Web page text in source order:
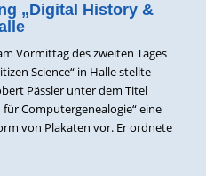
„Digital History &
Vormittag des zweiten Tages
Science“ in Halle stellte
Pässler unter dem Titel
Computergenealogie“ eine
von Plakaten vor. Er ordnete